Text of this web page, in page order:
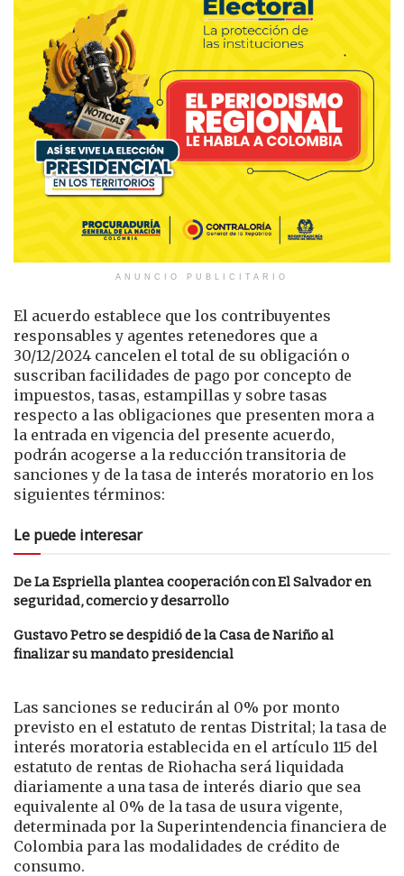
ANUNCIO PUBLICITARIO
El acuerdo establece que los contribuyentes
responsables y agentes retenedores que a
30/12/2024 cancelen el total de su obligación o
suscriban facilidades de pago por concepto de
impuestos, tasas, estampillas y sobre tasas
respecto a las obligaciones que presenten mora a
la entrada en vigencia del presente acuerdo,
podrán acogerse a la reducción transitoria de
sanciones y de la tasa de interés moratorio en los
siguientes términos:
Le puede interesar
De La Espriella plantea cooperación con El Salvador en
seguridad, comercio y desarrollo
Gustavo Petro se despidió de la Casa de Nariño al
finalizar su mandato presidencial
Las sanciones se reducirán al 0% por monto
previsto en el estatuto de rentas Distrital; la tasa de
interés moratoria establecida en el artículo 115 del
estatuto de rentas de Riohacha será liquidada
diariamente a una tasa de interés diario que sea
equivalente al 0% de la tasa de usura vigente,
determinada por la Superintendencia financiera de
Colombia para las modalidades de crédito de
consumo.